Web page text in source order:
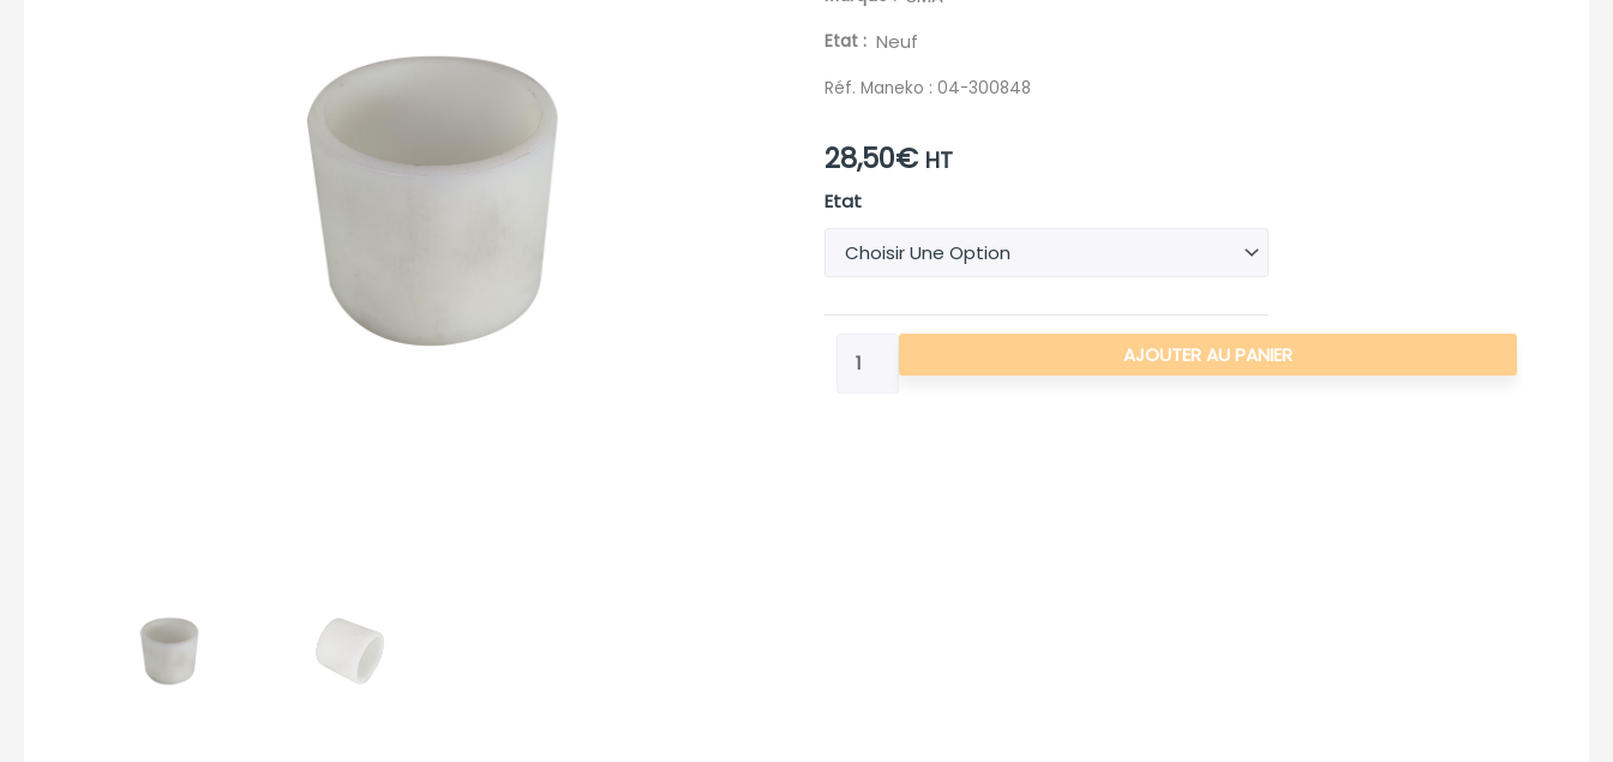
Etat Neuf
Réf. Maneko : 04-300848
28,50€ HT
Etat
quantité
BAGUE
NYLATRON
70X60X60
AJOUTER AU PANIER